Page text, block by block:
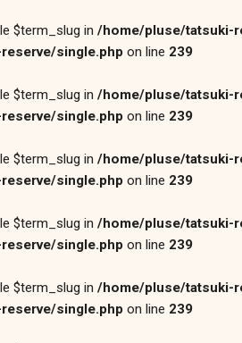
$term_slug in /home/pluse/tatsuki-
single.php on line 239
$term_slug in /home/pluse/tatsuki-
single.php on line 239
$term_slug in /home/pluse/tatsuki-
single.php on line 239
$term_slug in /home/pluse/tatsuki-
single.php on line 239
$term_slug in /home/pluse/tatsuki-
single.php on line 239